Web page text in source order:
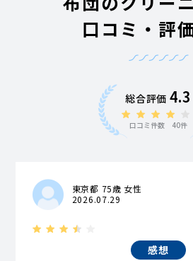
口コミ・評
総合評価 4.3
口コミ件数 40件
東京都 75歳 女性
2026.07.29
感想